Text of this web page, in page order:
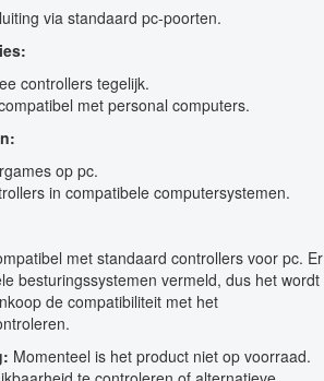
via standaard pc-poorten.
controllers tegelijk.
met personal computers.
op pc.
in compatibele computersystemen.
met standaard controllers voor pc. Er
besturingssystemen vermeld, dus het wordt
de compatibiliteit met het
Momenteel is het product niet op voorraad.